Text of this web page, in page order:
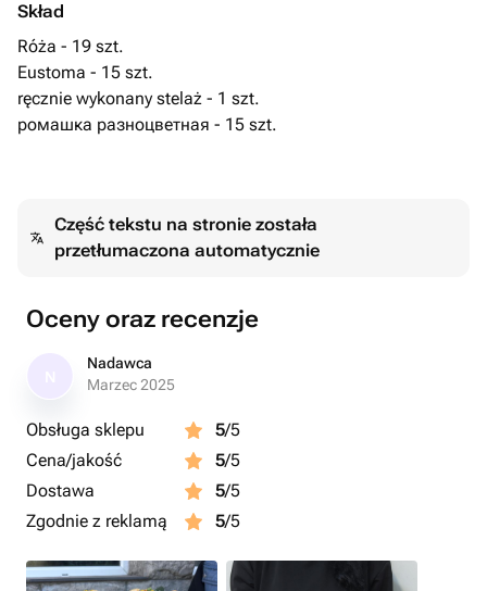
Skład
Róża - 19 szt.
Eustoma - 15 szt.
ręcznie wykonany stelaż - 1 szt.
ромашка разноцветная - 15 szt.
Część tekstu na stronie została
przetłumaczona automatycznie
Oceny oraz recenzje
Nadawca
Marzec 2025
Obsługa sklepu 5/5
Cena/jakość
5/5
Dostawa
5/5
Zgodnie z reklamą
5/5